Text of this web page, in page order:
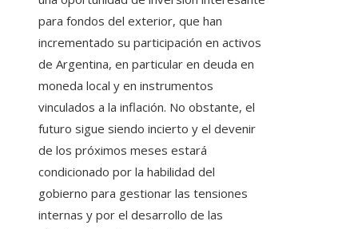
para fondos del exterior, que han
incrementado su participación en activos
de Argentina, en particular en deuda en
moneda local y en instrumentos
vinculados a la inflación. No obstante, el
futuro sigue siendo incierto y el devenir
de los próximos meses estará
condicionado por la habilidad del
gobierno para gestionar las tensiones
internas y por el desarrollo de las